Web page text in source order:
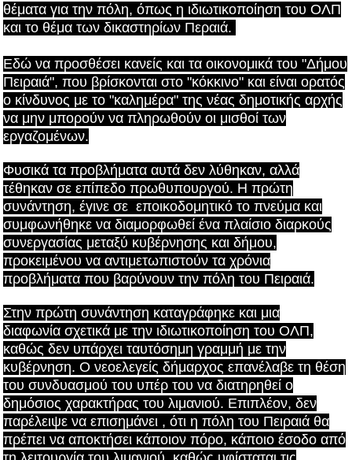
θέματα για την πόλη, όπως η ιδιωτικοποίηση του ΟΛΠ
και το θέμα των δικαστηρίων Περαιά.
Εδώ να προσθέσει κανείς και τα οικονομικά του "Δήμου
Πειραιά", που βρίσκονται στο "κόκκινο" και είναι ορατός
ο κίνδυνος με το "καλημέρα" της νέας δημοτικής αρχής
να μην μπορούν να πληρωθούν οι μισθοί των
εργαζομένων.
Φυσικά τα προβλήματα αυτά δεν λύθηκαν, αλλά
τέθηκαν σε επίπεδο πρωθυπουργού. Η πρώτη
συνάντηση, έγινε σε εποικοδομητικό το πνεύμα και
συμφωνήθηκε να διαμορφωθεί ένα πλαίσιο διαρκούς
συνεργασίας μεταξύ κυβέρνησης και δήμου,
προκειμένου να αντιμετωπιστούν τα χρόνια
προβλήματα που βαρύνουν την πόλη του Πειραιά.
Στην πρώτη συνάντηση καταγράφηκε και μια
διαφωνίασχετικά με την ιδιωτικοποίηση του ΟΛΠ,
καθώς δεν υπάρχει ταυτόσημη γραμμή με την
κυβέρνηση. Ο νεοελεγείς δήμαρχος επανέλαβε τη θέση
του συνδυασμού του υπέρ του να διατηρηθεί ο
δημόσιος χαρακτήρας του λιμανιού. Επιπλέον, δεν
παρέλειψε να επισημάνει , ότι η πόλη του Πειραιά θα
πρέπει να αποκτήσει κάποιον πόρο, κάποιο έσοδο από